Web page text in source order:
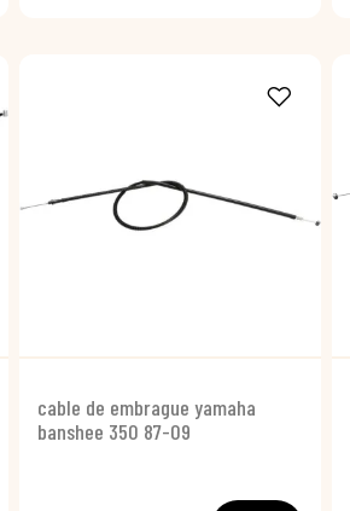
cable de embrague yamaha
banshee 350 87-09